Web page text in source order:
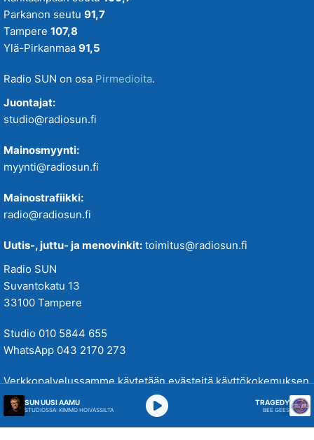
Parkanon seutu 91,7
Tampere 107,8
Ylä-Pirkanmaa 91,5
Radio SUN on osa Pirmedioita.
Juontajat:
studio@radiosun.fi
Mainosmyynti:
myynti@radiosun.fi
Mainostrafiikki:
radio@radiosun.fi
Uutis-, juttu- ja menovinkit: toimitus@radiosun.fi
Radio SUN
Suvantokatu 13
33100 Tampere
Studio 010 5844 655
WhatsApp 043 2170 273
Verkkopalvelussamme käytetään evästeitä käyttökokemuksen
parantamiseksi. Tutustu tietosuojakäytäntöihimme täällä.
SUN UUSI AAMU
STUDIOSSA: KIMMO HOIVASSILTA
TRAGEDY
BEE GEES